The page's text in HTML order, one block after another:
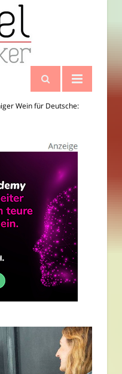
Wein für Deutsche: